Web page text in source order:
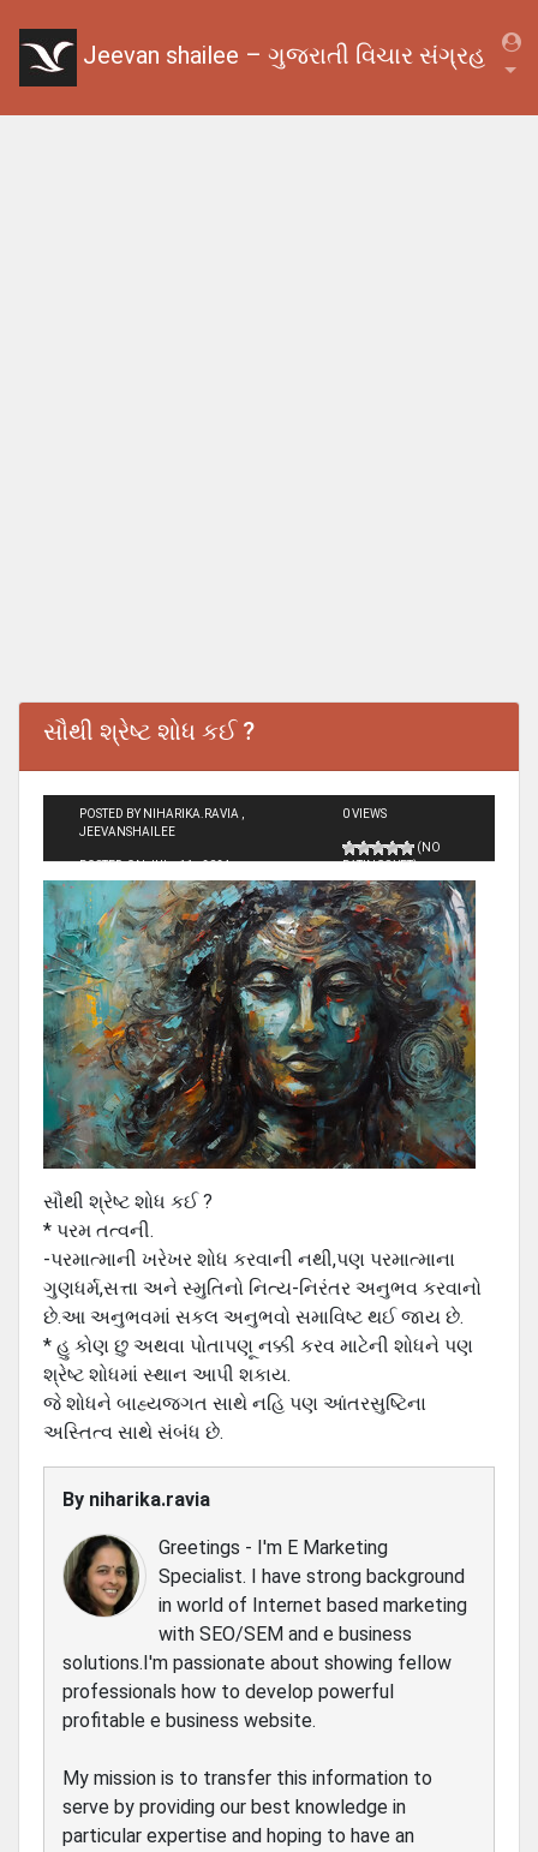
Jeevan shailee – ગુજરાતી વિચાર સંગ્રહ
સૌથી શ્રેષ્ટ શોધ કઈ ?
POSTED BY NIHARIKA.RAVIA ,
JEEVANSHAILEE
POSTED ON JUL - 11 - 2024
0 VIEWS
(NO
RATINGS YET)
સૌથી શ્રેષ્ટ શોધ કઈ ?
* પરમ તત્વની.
-પરમાત્માની ખરેખર શોધ કરવાની નથી,પણ પરમાત્માના
ગુણધર્મ,સત્તા અને સ્મુતિનો નિત્ય-નિરંતર અનુભવ કરવાનો
છે.આ અનુભવમાં સકલ અનુભવો સમાવિષ્ટ થઈ જાય છે.
* હુ કોણ છુ અથવા પોતાપણૂ નક્કી કરવ માટેની શોધને પણ
શ્રેષ્ટ શોધમાં સ્થાન આપી શકાય.
જે શોધને બાહ્યજગત સાથે નહિ પણ આંતરસુષ્ટિના
અસ્તિત્વ સાથે સંબંધ છે.
By niharika.ravia
Greetings - I'm E Marketing
Specialist. I have strong background
in world of Internet based marketing
with SEO/SEM and e business
solutions.I'm passionate about showing fellow
professionals how to develop powerful
profitable e business website.
My mission is to transfer this information to
serve by providing our best knowledge in
particular expertise and hoping to have an